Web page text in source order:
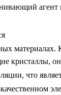
агент
материалах.
кристаллы,
что